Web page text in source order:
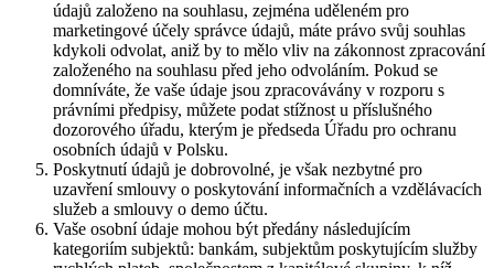
údajů založeno na souhlasu, zejména uděleném pro
marketingové účely správce údajů, máte právo svůj souhlas
kdykoli odvolat, aniž by to mělo vliv na zákonnost zpracování
založeného na souhlasu před jeho odvoláním. Pokud se
domníváte, že vaše údaje jsou zpracovávány v rozporu s
právními předpisy, můžete podat stížnost u příslušného
dozorového úřadu, kterým je předseda Úřadu pro ochranu
osobních údajů v Polsku.
Poskytnutí údajů je dobrovolné, je však nezbytné pro
uzavření smlouvy o poskytování informačních a vzdělávacích
služeb a smlouvy o demo účtu.
Vaše osobní údaje mohou být předány následujícím
kategoriím subjektů: bankám, subjektům poskytujícím služby